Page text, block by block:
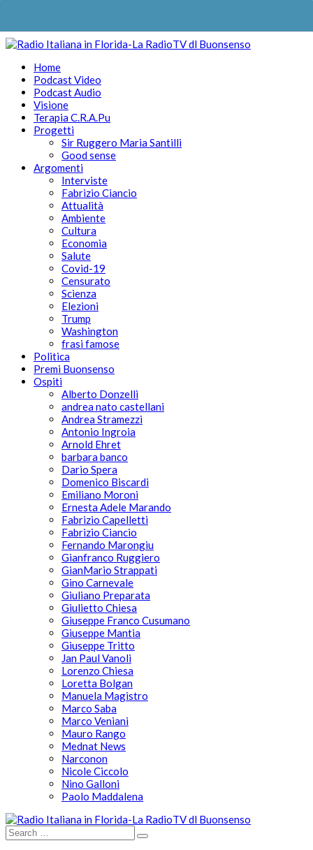
Home
Podcast Video
Podcast Audio
Visione
Terapia C.R.A.Pu
Progetti
Sir Ruggero Maria Santilli
Good sense
Argomenti
Interviste
Fabrizio Ciancio
Attualità
Ambiente
Cultura
Economia
Salute
Covid-19
Censurato
Scienza
Elezioni
Trump
Washington
frasi famose
Politica
Premi Buonsenso
Ospiti
Alberto Donzelli
andrea nato castellani
Andrea Stramezzi
Antonio Ingroia
Arnold Ehret
barbara banco
Dario Spera
Domenico Biscardi
Emiliano Moroni
Ernesta Adele Marando
Fabrizio Capelletti
Fabrizio Ciancio
Fernando Marongiu
Gianfranco Ruggiero
GianMario Strappati
Gino Carnevale
Giuliano Preparata
Giulietto Chiesa
Giuseppe Franco Cusumano
Giuseppe Mantia
Giuseppe Tritto
Jan Paul Vanoli
Lorenzo Chiesa
Loretta Bolgan
Manuela Magistro
Marco Saba
Marco Veniani
Mauro Rango
Mednat News
Narconon
Nicole Ciccolo
Nino Galloni
Paolo Maddalena